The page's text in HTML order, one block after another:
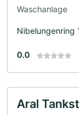
Waschanlage
Nibelungenring
0.0
Aral